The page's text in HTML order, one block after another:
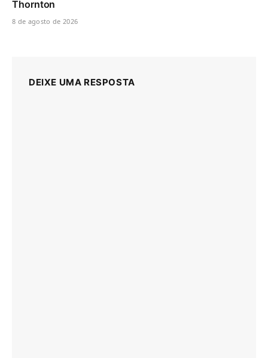
Thornton
8 de agosto de 2026
DEIXE UMA RESPOSTA